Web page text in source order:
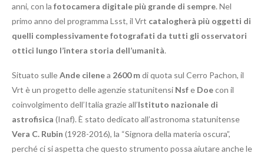
anni, con la fotocamera digitale più grande di sempre. Nel
primo anno del programma Lsst, il Vrt catalogherà più oggetti di
quelli complessivamente fotografati da tutti gli osservatori
ottici lungo l’intera storia dell’umanità.
Situato sulleAnde cilenea 2600 mdi quota sul Cerro Pachon, il
Vrt è un progetto delle agenzie statunitensi Nsfe Doecon il
coinvolgimento dell’Italia grazie all’Istituto nazionale di
astrofisica (Inaf). È stato dedicato all’astronoma statunitense
Vera C. Rubin (1928-2016), la “Signora della materia oscura”,
perché ci si aspetta che questo strumento possa aiutare anche le